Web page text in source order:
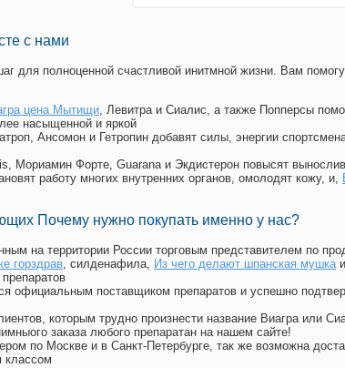
с нами
для полноценной счастливой инитмной жизни. Вам
цена Мытищи, Левитра и Сиалис, а также Попперсы
насыщенной и яркой
Ансомон и Гетропин добавят силы, энергии
Мориамин Форте, Guarana и Экдистерон повысят
работу многих внутренних органов, омолодят кожу, и,
Почему нужно покупать именно у нас?
на территории России торговым представителем по
горздрав, силденафила, Из чего делают шпанская мушкаи
официальным поставщиком препаратов и успешно
которым трудно произнести название Виагра или
заказа любого препаратан на нашем сайте!
по Москве и в Санкт-Петербурге, так же возможна
классом